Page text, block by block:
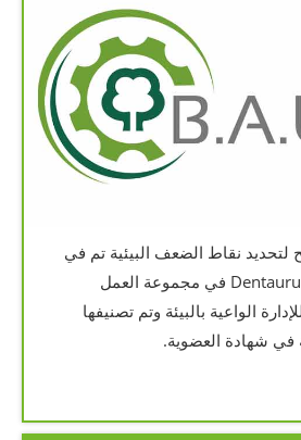
لتحديد نقاط الضعف البيئية تم في
يناير 1995 قبول Dentaurum في مجموعة العمل
الواعية بالبيئة وتم تصنيفها
في شهادة العضوية.